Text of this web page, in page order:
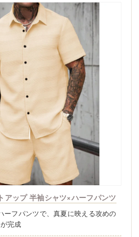
アップ 半袖シャツ×ハーフパンツ
ーフパンツで、真夏に映える攻めの
完成